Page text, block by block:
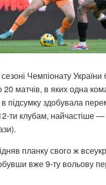
Чемпіонату України
20 матчів, в яких одна
підсумку здобувала
ти клубам, найчастіше
планку свого ж
вже 9-ту вольову